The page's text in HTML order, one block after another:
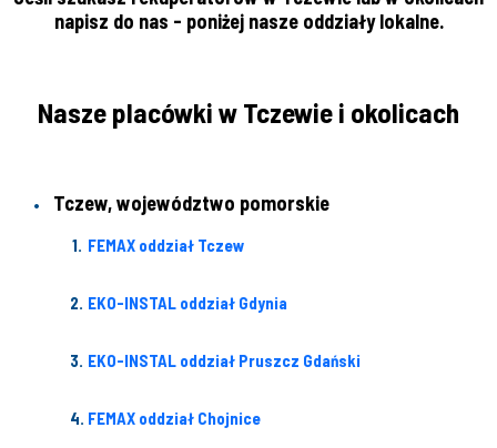
napisz do nas - poniżej nasze oddziały lokalne.
Nasze placówki w Tczewie i okolicach
Tczew, województwo pomorskie
FEMAX oddział Tczew
EKO-INSTAL oddział Gdynia
EKO-INSTAL oddział Pruszcz Gdański
FEMAX oddział Chojnice